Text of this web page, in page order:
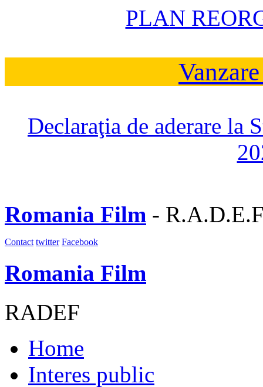
PLAN
Declaraţia de aderare la
Romania Film -
Contact twitter Facebook
Romania Film
RADEF
Home
Interes public